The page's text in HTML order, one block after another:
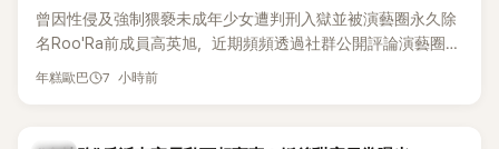
曾因性侵及強制猥褻未成年少女遭判刑入獄並被演藝圈永久除
名Roo'Ra前成員高英旭，近期頻頻透過社群公開評論演藝圈人
士，接連點名多位藝人引發爭議。這次他將矛頭指向演員柳秀
年糕歐巴 7 小時前